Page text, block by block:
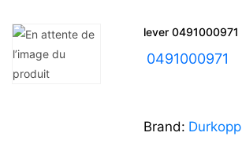
lever 0491000971
0491000971
Brand: Durkopp